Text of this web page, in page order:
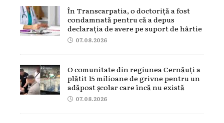
În Transcarpatia, o doctoriță a fost
condamnată pentru că a depus
declarația de avere pe suport de hârtie
07.08.2026
O comunitate din regiunea Cernăuți a
plătit 15 milioane de grivne pentru un
adăpost școlar care încă nu există
07.08.2026